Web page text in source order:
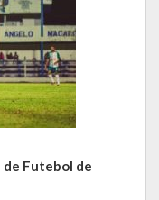
Futebol de